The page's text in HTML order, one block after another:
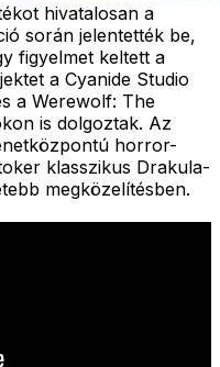
hivatalosan a
során jelentették be,
figyelmet keltett a
a Cyanide Studio
a Werewolf: The
is dolgoztak. Az
horror-
klasszikus Drakula-
megközelítésben.